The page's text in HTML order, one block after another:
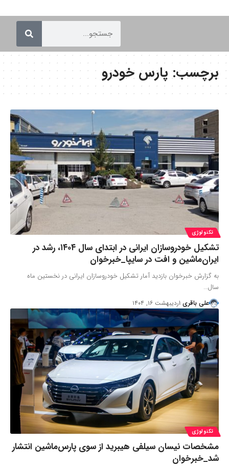
برچسب:پارس خودرو
تکنولوژی
تشکیل خودروسازان ایرانی در ابتدای سال ۱۴۰۴، رشد در
ایران‌ماشین و افت در سایپا_خبرخوان
به گزارش خبرخوان بازدید آمار تشکیل خودروسازان ایرانی در نخستین ماه
سال…
علی باقری اردیبهشت ۱۶, ۱۴۰۴
تکنولوژی
مشخصات نیسان سیلفی هیبرید از سوی پارس‌ماشین انتشار
شد_خبرخوان